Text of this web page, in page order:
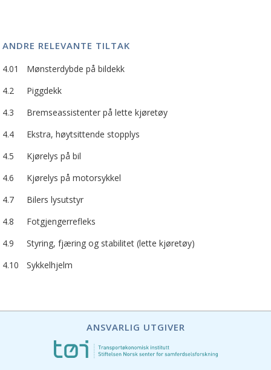
ANDRE RELEVANTE TILTAK
4.01
Mønsterdybde på bildekk
4.2
Piggdekk
4.3
Bremseassistenter på lette kjøretøy
4.4
Ekstra, høytsittende stopplys
4.5
Kjørelys på bil
4.6
Kjørelys på motorsykkel
4.7
Bilers lysutstyr
4.8
Fotgjengerrefleks
4.9
Styring, fjæring og stabilitet (lette kjøretøy)
4.10
Sykkelhjelm
ANSVARLIG UTGIVER